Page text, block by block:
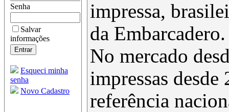
Senha
Salvar
informações
Esqueci minha
senha
Novo Cadastro
impressa,
da Embarcadero.
No mercado
impressas
referência